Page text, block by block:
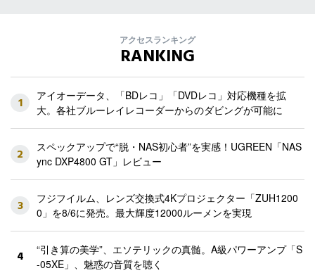
アクセスランキング
RANKING
1
アイオーデータ、「BDレコ」「DVDレコ」対応機種を拡
大。各社ブルーレイレコーダーからのダビングが可能に
2
スペックアップで“脱・NAS初心者”を実感！UGREEN「NAS
ync DXP4800 GT」レビュー
3
フジフイルム、レンズ交換式4Kプロジェクター「ZUH1200
0」を8/6に発売。最大輝度12000ルーメンを実現
4
“引き算の美学”、エソテリックの真髄。A級パワーアンプ「S
-05XE」、魅惑の音質を聴く